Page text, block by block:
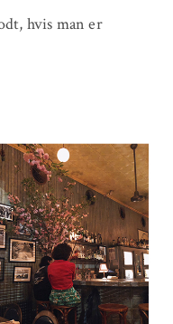
hvis man er